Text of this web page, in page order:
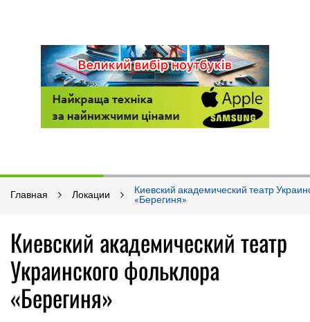
Главная Локации
Киевский академический театр
«Берегиня»
Киевский академический театр
Украинского фольклора
«Берегиня»